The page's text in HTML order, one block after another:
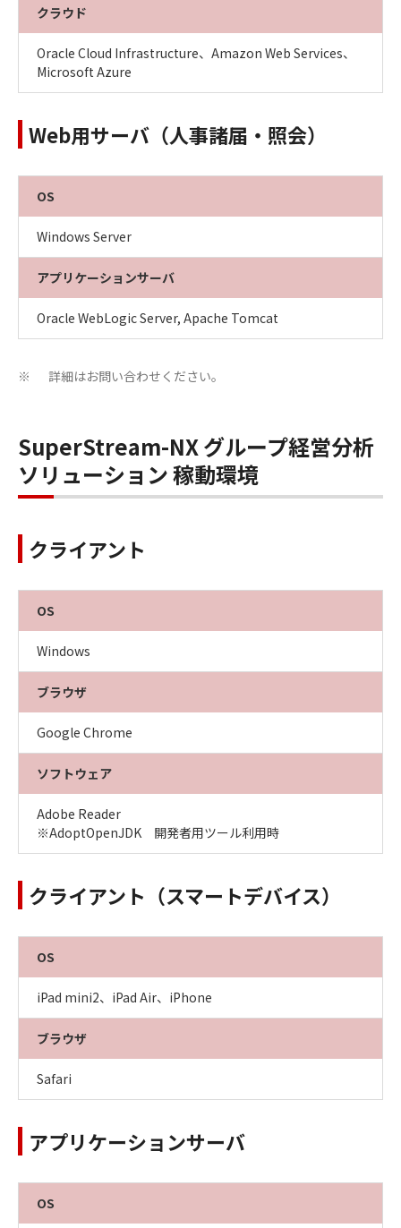
クラウド
Oracle Cloud Infrastructure、Amazon Web Services、
Microsoft Azure
Web用サーバ（人事諸届・照会）
OS
Windows Server
アプリケーションサーバ
Oracle WebLogic Server, Apache Tomcat
※ 詳細はお問い合わせください。
SuperStream-NX グループ経営分析
ソリューション 稼動環境
クライアント
OS
Windows
ブラウザ
Google Chrome
ソフトウェア
Adobe Reader
※AdoptOpenJDK 開発者用ツール利用時
クライアント（スマートデバイス）
OS
iPad mini2、iPad Air、iPhone
ブラウザ
Safari
アプリケーションサーバ
OS